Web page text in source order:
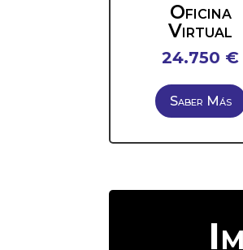
Oficina
Virtual
24.750 €
Saber Más